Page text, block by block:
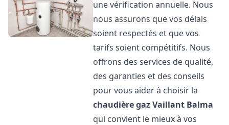
une vérification annuelle. Nous
nous assurons que vos délais
soient respectés et que vos
tarifs soient compétitifs. Nous
offrons des services de qualité,
des garanties et des conseils
pour vous aider à choisir la
chaudière gaz Vaillant Balma
qui convient le mieux à vos